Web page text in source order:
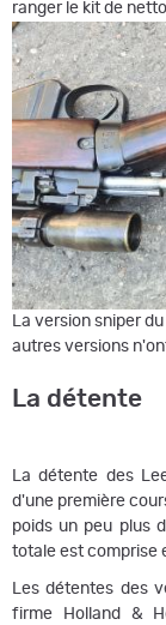
ranger le kit de
La version sniper
autres versions
La détente
La détente des
d'une première
poids un peu plus
totale est comprise
Les détentes des
firme Holland &